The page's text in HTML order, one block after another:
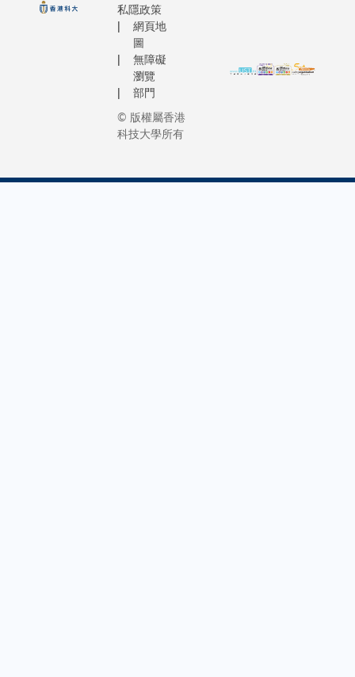
私隱政策
網頁地
圖
無障礙
瀏覽
部門
© 版權屬香港
科技大學所有